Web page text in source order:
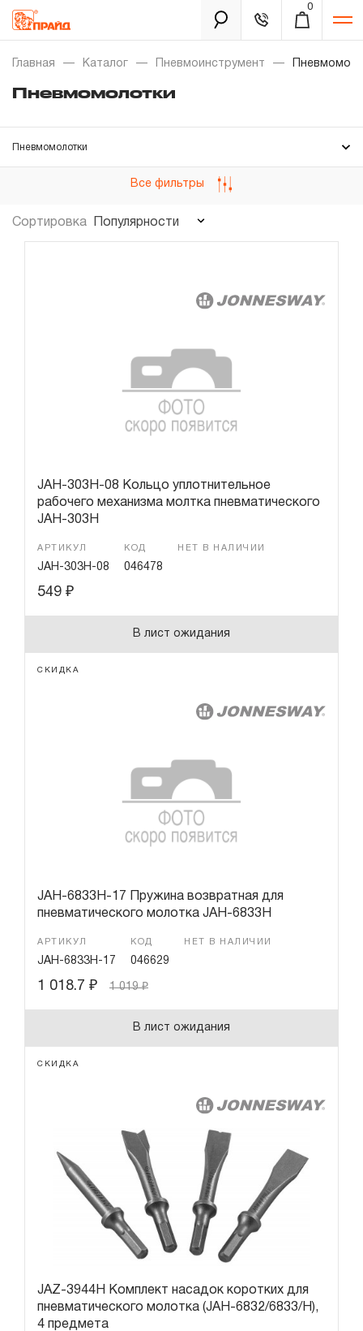
0
Каталог
Новинки
Уцененный товар
Гарантия и сервис
Доставка и оплата
Контакты
Забыли пароль?
Главная Каталог Пневмоинструмент
Пневмомолотки
Пневмомолотки
Все фильтры
Сортировка Популярности
JAH-303H-08 Кольцо уплотнительное
рабочего механизма молтка пневматического
JAH-303H
АРТИКУЛ
JAH-303H-08
КОД
046478
НЕТ В НАЛИЧИИ
549 ₽
В лист ожидания
СКИДКА
JAH-6833H-17 Пружина возвратная для
пневматического молотка JAH-6833H
АРТИКУЛ
JAH-6833H-17
КОД
046629
НЕТ В НАЛИЧИИ
1 018.7 ₽ 1 019₽
В лист ожидания
СКИДКА
JAZ-3944H Комплект насадок коротких для
пневматического молотка (JAH-6832/6833/H),
4 предмета